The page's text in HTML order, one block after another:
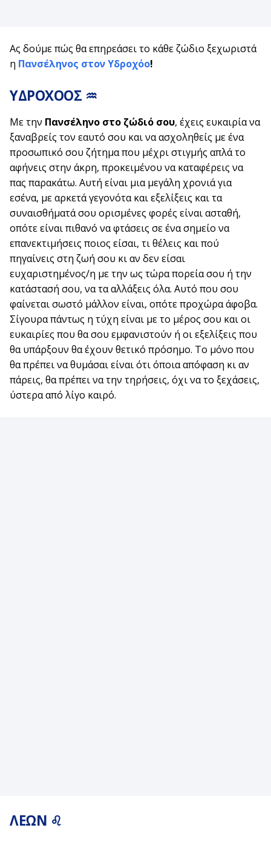
Ας δούμε πώς θα επηρεάσει το κάθε ζώδιο ξεχωριστά
η Πανσέληνος στον Υδροχόο!
ΥΔΡΟΧΟΟΣ ♒
Με την Πανσέληνο στο ζώδιό σου, έχεις ευκαιρία να
ξαναβρείς τον εαυτό σου και να ασχοληθείς με ένα
προσωπικό σου ζήτημα που μέχρι στιγμής απλά το
αφήνεις στην άκρη, προκειμένου να καταφέρεις να
πας παρακάτω. Αυτή είναι μια μεγάλη χρονιά για
εσένα, με αρκετά γεγονότα και εξελίξεις και τα
συναισθήματά σου ορισμένες φορές είναι ασταθή,
οπότε είναι πιθανό να φτάσεις σε ένα σημείο να
επανεκτιμήσεις ποιος είσαι, τι θέλεις και πού
πηγαίνεις στη ζωή σου κι αν δεν είσαι
ευχαριστημένος/η με την ως τώρα πορεία σου ή την
κατάστασή σου, να τα αλλάξεις όλα. Αυτό που σου
φαίνεται σωστό μάλλον είναι, οπότε προχώρα άφοβα.
Σίγουρα πάντως η τύχη είναι με το μέρος σου και οι
ευκαιρίες που θα σου εμφανιστούν ή οι εξελίξεις που
θα υπάρξουν θα έχουν θετικό πρόσημο. Το μόνο που
θα πρέπει να θυμάσαι είναι ότι όποια απόφαση κι αν
πάρεις, θα πρέπει να την τηρήσεις, όχι να το ξεχάσεις,
ύστερα από λίγο καιρό.
ΛΕΩΝ ♌